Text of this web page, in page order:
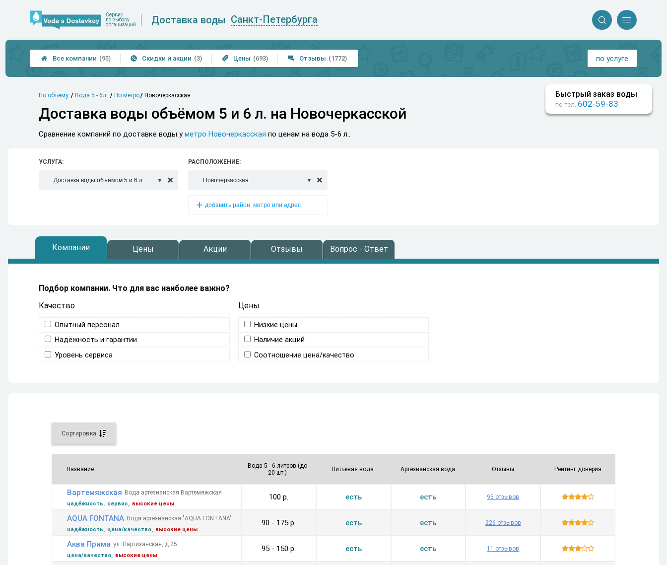
Сервис
по выбору
организаций
Доставка воды Санкт-Петербурга  
 Отзывы (1772)
 Цены (693)
 Скидки и акции (3)
 Все компании (95) по услуге
Быстрый заказ воды
по тел. 602-59-83
Новочеркасская
По метро
Вода 5 - 6л.
По объёму
Доставка воды объёмом 5 и 6 л. на Новочеркасской
Сравнение компаний по доставке воды уметро Новочеркасская по ценам на вода 5-6 л..
УСЛУГА:
Доставка воды объёмом 5 и 6 л. 
РАСПОЛОЖЕНИЕ:
Новочеркасская 
добавить район, метро или адрес
Компании Цены Акции Отзывы Вопрос - Ответ
Подбор компании. Что для вас наиболее важно?
Качество
Опытный персонал
Надёжность и гарантии
Уровень сервиса
Цены
Низкие цены
Наличие акций
Соотношение цена/качество
Сортировка 
Название
Вода 5 - 6 литров (до
20 шт.)
Питьевая вода
Артезиа­нская вода
Отзывы
Рейтинг доверия
Вартемяжская Вода артезианская Вартемяжская 100 р. есть есть 95 отзывов
надёжность сервис высокие цены

AQUA FONTANA Вода артезианская "AQUA FONTANA" 90 - 175 р. есть есть 226 отзывов
надёжность цена/качество высокие цены

Аква Прима ул. Партизанская, д.25 95 - 150 р. есть есть 11 отзывов
цена/качество высокие цены
